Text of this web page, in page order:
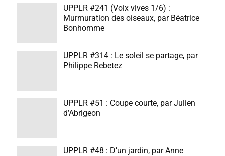
UPPLR #241 (Voix vives 1/6) :
Murmuration des oiseaux, par Béatrice
Bonhomme
UPPLR #314 : Le soleil se partage, par
Philippe Rebetez
UPPLR #51 : Coupe courte, par Julien
d’Abrigeon
UPPLR #48 : D’un jardin, par Anne